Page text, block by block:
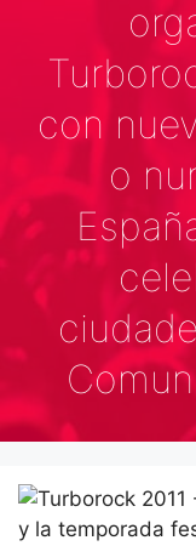
con
o
y la temporada